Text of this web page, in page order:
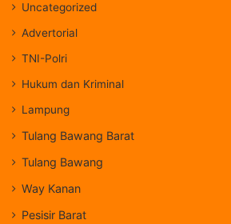
Uncategorized
Advertorial
TNI-Polri
Hukum dan Kriminal
Lampung
Tulang Bawang Barat
Tulang Bawang
Way Kanan
Pesisir Barat